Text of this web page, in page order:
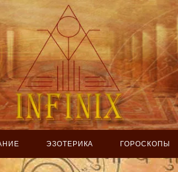
ЭЗОТЕРИКА ГОРОСКОПЫ